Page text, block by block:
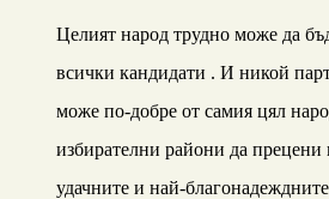
Целият народ трудно може да
всички кандидати . И никой
може по-добре от самия цял
избирателни райони да прецени
удачните и най-